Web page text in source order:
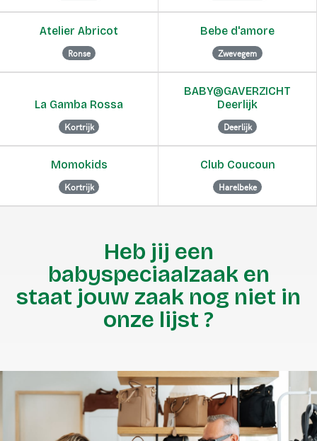
Atelier Abricot
Ronse
Bebe d'amore
Zwevegem
La Gamba Rossa
Kortrijk
BABY@GAVERZICHT
Deerlijk
Deerlijk
Momokids
Kortrijk
Club Coucoun
Harelbeke
Heb jij een
babyspeciaalzaak en
staat jouw zaak nog niet in
onze lijst ?